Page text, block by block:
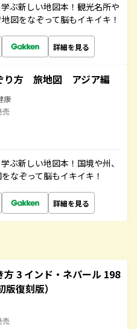
ぶ新しい地図本！観光名所や
図をなぞって脳もイキイキ！
詳細を見る
り方 旅地図 アジア編
康
売
ぶ新しい地図本！国境や州、
なぞって脳もイキイキ！
詳細を見る
方 3 インド・ネパール 198
復刻版）
売